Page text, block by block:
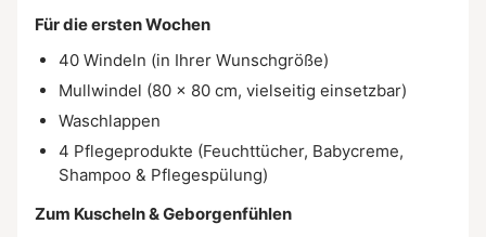
Für die ersten Wochen
40 Windeln (in Ihrer Wunschgröße)
Mullwindel (80 × 80 cm, vielseitig einsetzbar)
Waschlappen
4 Pflegeprodukte (Feuchttücher, Babycreme,
Shampoo & Pflegespülung)
Zum Kuscheln & Geborgenfühlen